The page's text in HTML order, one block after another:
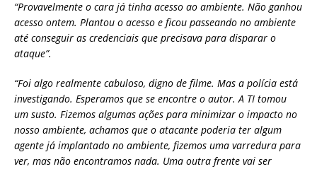
“Provavelmente o cara já tinha acesso ao ambiente. Não ganhou
acesso ontem. Plantou o acesso e ficou passeando no ambiente
até conseguir as credenciais que precisava para disparar o
ataque”.
“Foi algo realmente cabuloso, digno de filme. Mas a polícia está
investigando. Esperamos que se encontre o autor. A TI tomou
um susto. Fizemos algumas ações para minimizar o impacto no
nosso ambiente, achamos que o atacante poderia ter algum
agente já implantado no ambiente, fizemos uma varredura para
ver, mas não encontramos nada. Uma outra frente vai ser